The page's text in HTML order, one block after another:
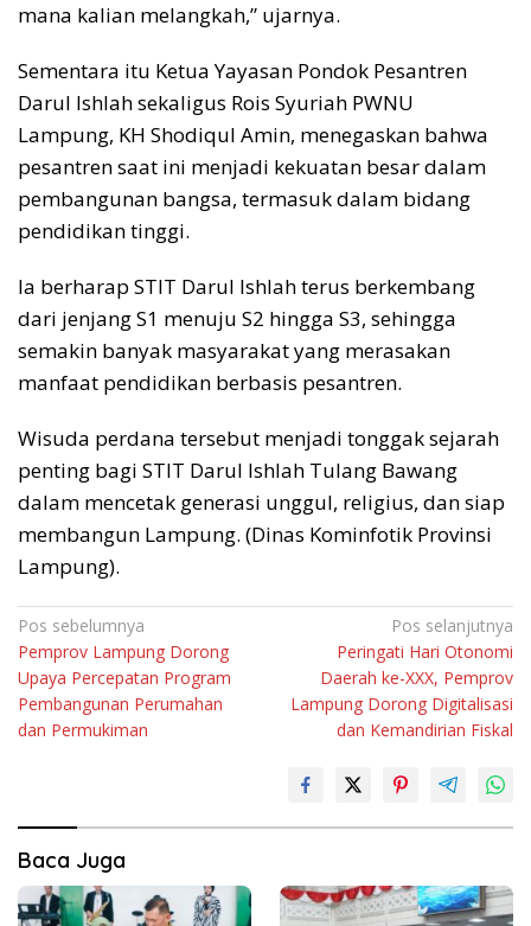
mana kalian melangkah,” ujarnya.
Sementara itu Ketua Yayasan Pondok Pesantren
Darul Ishlah sekaligus Rois Syuriah PWNU
Lampung, KH Shodiqul Amin, menegaskan bahwa
pesantren saat ini menjadi kekuatan besar dalam
pembangunan bangsa, termasuk dalam bidang
pendidikan tinggi.
Ia berharap STIT Darul Ishlah terus berkembang
dari jenjang S1 menuju S2 hingga S3, sehingga
semakin banyak masyarakat yang merasakan
manfaat pendidikan berbasis pesantren.
Wisuda perdana tersebut menjadi tonggak sejarah
penting bagi STIT Darul Ishlah Tulang Bawang
dalam mencetak generasi unggul, religius, dan siap
membangun Lampung. (Dinas Kominfotik Provinsi
Lampung).
Navigasi
pos
Pos sebelumnya
Pemprov Lampung Dorong
Upaya Percepatan Program
Pembangunan Perumahan
dan Permukiman
Pos selanjutnya
Peringati Hari Otonomi
Daerah ke-XXX, Pemprov
Lampung Dorong Digitalisasi
dan Kemandirian Fiskal
Baca Juga